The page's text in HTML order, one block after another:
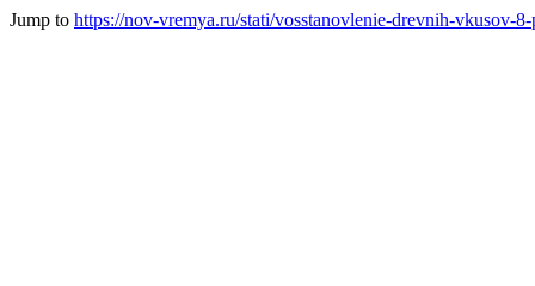
Jump to https://nov-vremya.ru/stati/vosstanovlenie-drevnih-vkusov-